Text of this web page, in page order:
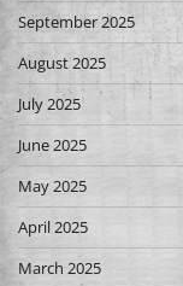
September 2025
August 2025
July 2025
June 2025
May 2025
April 2025
March 2025